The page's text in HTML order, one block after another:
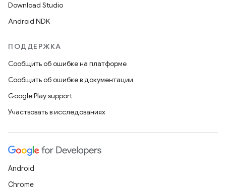
Download Studio
Android NDK
ПОДДЕРЖКА
Сообщить об ошибке на платформе
Сообщить об ошибке в документации
Google Play support
Участвовать в исследованиях
Android
Chrome